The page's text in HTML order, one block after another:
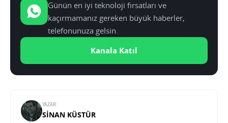
Günün en iyi teknoloji fırsatları ve
kaçırmamanız gereken büyük haberler,
telefonunuza gelsin.
Kanala Katıl
YAZAR:
SINAN KÜSTÜR